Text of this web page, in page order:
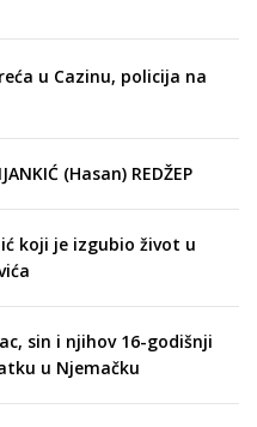
u Cazinu, policija na
(Hasan) REDŽEP
koji je izgubio život u
sin i njihov 16-godišnji
u Njemačku